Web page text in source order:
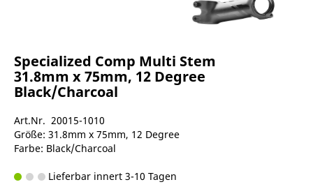
Specialized Comp Multi Stem
31.8mm x 75mm, 12 Degree
Black/Charcoal
Art.Nr. 20015-1010
Größe: 31.8mm x 75mm, 12 Degree
Farbe: Black/Charcoal
Lieferbar innert 3-10 Tagen